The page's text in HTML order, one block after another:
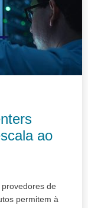
ao
de
permitem à